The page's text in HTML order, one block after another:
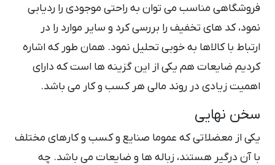
فروشگاهی مناسب می توان به راحتی موجودی را ردیابی
نمود، کد های تخفیف را بررسی کرد و سایر موارد را در
ارتباط با کالاها به خوبی تحلیل نمود. همان طور که اشاره
کردیم ضایعات هم یکی از این گزینه ها است که دارای
اهمیت زیادی در روند مالی هر کسب و کار می باشد.
سخن نهایی
یکی از معضلاتی که عموما صنایع و کسب و کارهای مختلف
با آن درگیر هستند، زباله ها و ضایعات می باشد. چه